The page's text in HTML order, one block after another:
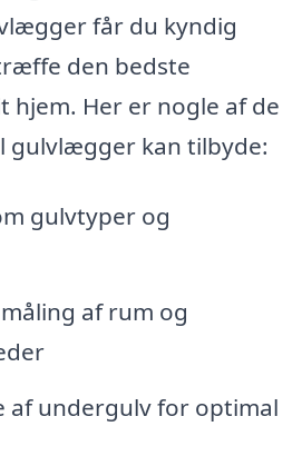
får du kyndig
den bedste
hjem. Her er nogle af de
gulvlægger kan tilbyde:
gulvtyper og
af rum og
af undergulv for optimal